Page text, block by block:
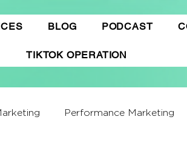
BLOG PODCAST
TIKTOK OPERATION
Performance Marketing